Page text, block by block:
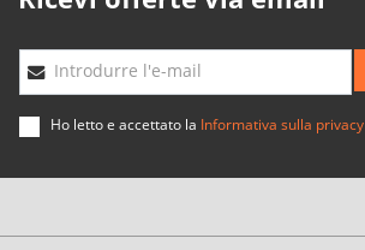
Introdurre l'e-mail
Ho letto e accettato la Informativa sulla privacy